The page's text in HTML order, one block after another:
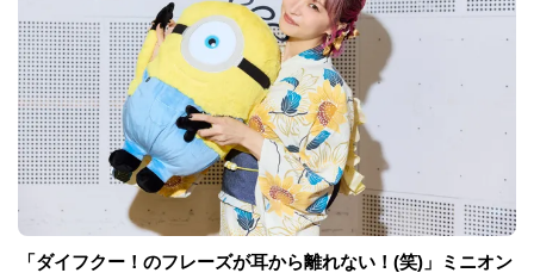
「ダイフクー！のフレーズが耳から離れない！(笑)」ミニオン